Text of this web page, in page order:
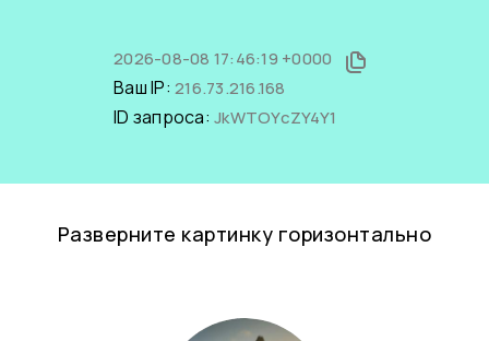
2026-08-08 17:46:19 +0000
Ваш IP: 216.73.216.168
ID запроса: JkWTOYcZY4Y1
Разверните картинку горизонтально